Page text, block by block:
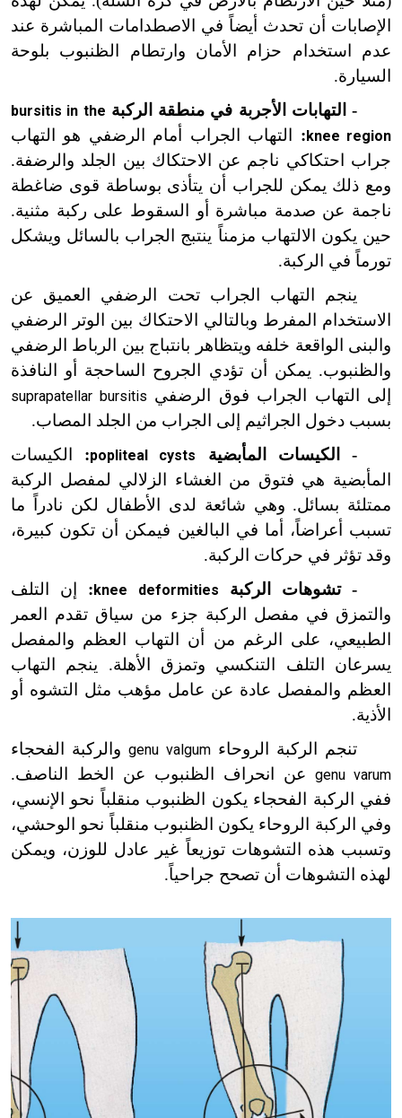
الإصابات أن تحدث أيضاً في الاصطدامات المباشرة عند
عدم استخدام حزام الأمان وارتطام الظنبوب بلوحة
السيارة.
- التهابات الأجربة في منطقة الركبة bursitis in the
knee region
: التهاب الجراب أمام الرضفي هو التهاب
جراب احتكاكي ناجم عن الاحتكاك بين الجلد والرضفة.
ومع ذلك يمكن للجراب أن يتأذى بوساطة قوى ضاغطة
ناجمة عن صدمة مباشرة أو السقوط على ركبة مثنية.
حين يكون الالتهاب مزمناً ينتبج الجراب بالسائل ويشكل
تورماً في الركبة.
ينجم التهاب الجراب تحت الرضفي العميق عن
الاستخدام المفرط وبالتالي الاحتكاك بين الوتر الرضفي
والبنى الواقعة خلفه ويتظاهر بانتباج بين الرباط الرضفي
والظنبوب. يمكن أن تؤدي الجروح الساحجة أو النافذة
إلى التهاب الجراب فوق الرضفي suprapatellar bursitis
بسبب دخول الجراثيم إلى الجراب من الجلد المصاب.
- الكيسات المأبضية
popliteal cysts
: الكيسات
المأبضية هي فتوق من الغشاء الزلالي لمفصل الركبة
ممتلئة بسائل. وهي شائعة لدى الأطفال لكن نادراً ما
تسبب أعراضاً، أما في البالغين فيمكن أن تكون كبيرة،
وقد تؤثر في حركات الركبة.
- تشوهات الركبة knee deformities
: إن التلف
والتمزق في مفصل الركبة جزء من سياق تقدم العمر
الطبيعي، على الرغم من أن التهاب العظم والمفصل
يسرعان التلف التنكسي وتمزق الأهلة. ينجم التهاب
العظم والمفصل عادة عن عامل مؤهب مثل التشوه أو
الأذية.
تنجم الركبة الروحاءgenu valgumوالركبة الفحجاء
genu varum عن انحراف الظنبوب عن الخط الناصف.
ففي الركبة الفحجاء يكون الظنبوب منقلباً نحو الإنسي،
وفي الركبة الروحاء يكون الظنبوب منقلباً نحو الوحشي،
وتسبب هذه التشوهات توزيعاً غير عادل للوزن، ويمكن
لهذه التشوهات أن تصحح جراحياً.